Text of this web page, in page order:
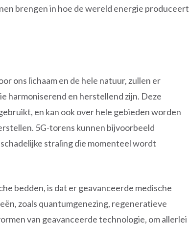
brengen in hoe de wereld energie produceert
ons lichaam en de hele natuur, zullen er
harmoniserend en herstellend zijn. Deze
en kan ook over hele gebieden worden
5G-torens kunnen bijvoorbeeld
straling die momenteel wordt
bedden, is dat er geavanceerde medische
zoals quantumgenezing, regeneratieve
van geavanceerde technologie, om allerlei